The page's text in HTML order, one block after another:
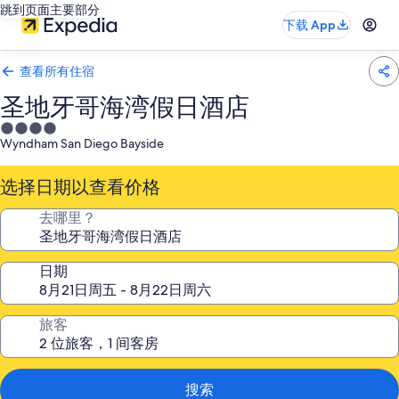
跳到页面主要部分
下载 App
查看所有住宿
圣地牙哥海湾假日酒店
4.0
星
住
宿
Wyndham San Diego Bayside
选择日期以查看价格
去哪里？
日期
旅客
搜索